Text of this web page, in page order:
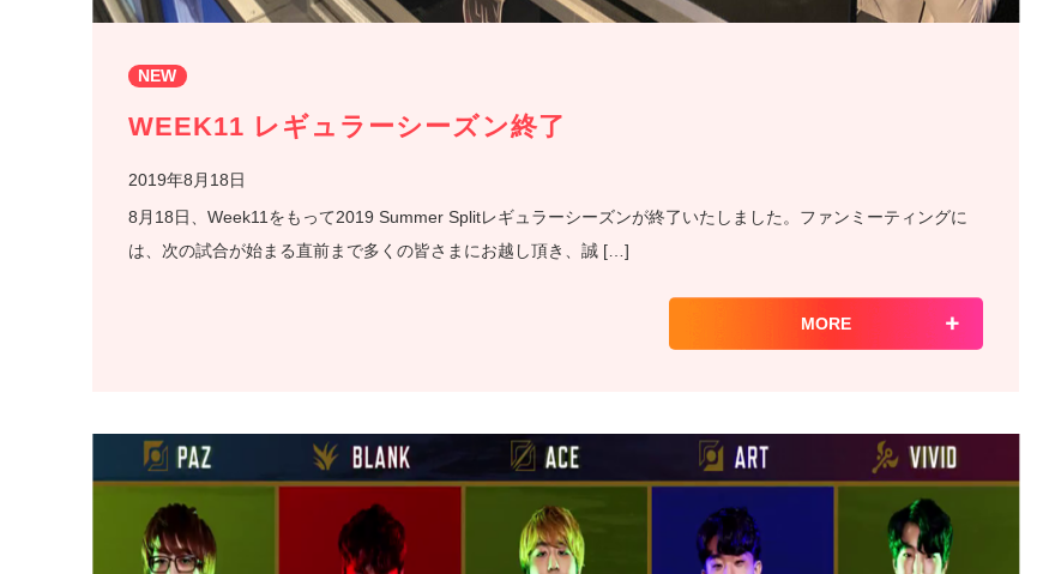
NEW
WEEK11 レギュラーシーズン終了
2019年8月18日
8月18日、Week11をもって2019 Summer Splitレギュラーシーズンが終了いたしました。ファンミーティングに
は、次の試合が始まる直前まで多くの皆さまにお越し頂き、誠 […]
MORE